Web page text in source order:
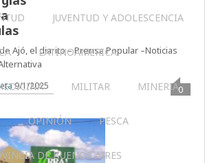
JUVENTUD Y ADOLESCENCIA
LATINOAMERICA
MILITAR MINERIA
OPINIÓN PESCA
DE BUENOS AIRES
Ajó, el diarito – Prensa Popular –Noticias
9/1/2025 0